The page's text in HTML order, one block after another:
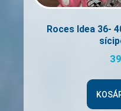
Roces Idea 36-